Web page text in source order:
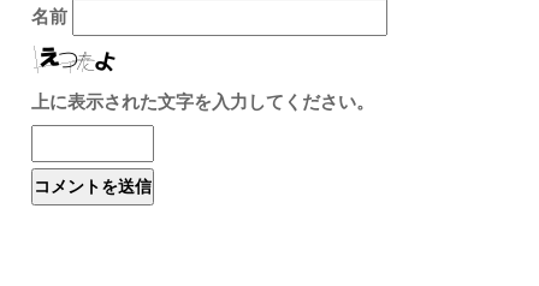
名前
上に表示された文字を入力してください。